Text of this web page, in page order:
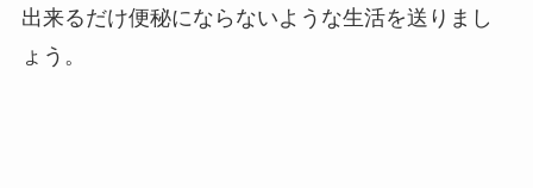
出来るだけ便秘にならないような生活を送りまし
ょう。